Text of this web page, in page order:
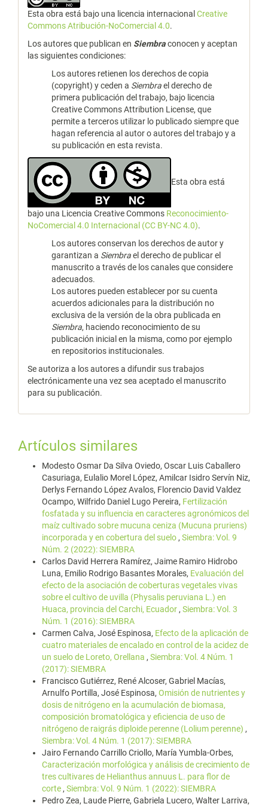
Esta obra está bajo una licencia internacional Creative
Commons Atribución-NoComercial 4.0.
Los autores que publican en Siembraconocen y aceptan
las siguientes condiciones:
Los autores retienen los derechos de copia
(copyright) y ceden a Siembrael derecho de
primera publicación del trabajo, bajo licencia
Creative Commons Attribution License, que
permite a terceros utilizar lo publicado siempre que
hagan referencia al autor o autores del trabajo y a
su publicación en esta revista.
Esta obra está
bajo una Licencia Creative Commons Reconocimiento-
NoComercial 4.0 Internacional (CC BY-NC 4.0).
Los autores conservan los derechos de autor y
garantizan a Siembrael derecho de publicar el
manuscrito a través de los canales que considere
adecuados.
Los autores pueden establecer por su cuenta
acuerdos adicionales para la distribución no
exclusiva de la versión de la obra publicada en
Siembra, haciendo reconocimiento de su
publicación inicial en la misma, como por ejemplo
en repositorios institucionales.
Se autoriza a los autores a difundir sus trabajos
electrónicamente una vez sea aceptado el manuscrito
para su publicación.
Artículos similares
Modesto Osmar Da Silva Oviedo, Oscar Luis Caballero
Casuriaga, Eulalio Morel López, Amilcar Isidro Servín Niz,
Derlys Fernando López Avalos, Florencio David Valdez
Ocampo, Wilfrido Daniel Lugo Pereira, Fertilización
fosfatada y su influencia en caracteres agronómicos del
maíz cultivado sobre mucuna ceniza (Mucuna pruriens)
incorporada y en cobertura del suelo, Siembra: Vol. 9
Núm. 2 (2022): SIEMBRA
Carlos David Herrera Ramírez, Jaime Ramiro Hidrobo
Luna, Emilio Rodrigo Basantes Morales, Evaluación del
efecto de la asociación de coberturas vegetales vivas
sobre el cultivo de uvilla (Physalis peruviana L.) en
Huaca, provincia del Carchi, Ecuador, Siembra: Vol. 3
Núm. 1 (2016): SIEMBRA
Carmen Calva, José Espinosa, Efecto de la aplicación de
cuatro materiales de encalado en control de la acidez de
un suelo de Loreto, Orellana , Siembra: Vol. 4 Núm. 1
(2017): SIEMBRA
Francisco Gutiérrez, René Alcoser, Gabriel Macías,
Arnulfo Portilla, José Espinosa, Omisión de nutrientes y
dosis de nitrógeno en la acumulación de biomasa,
composición bromatológica y eficiencia de uso de
nitrógeno de raigrás diploide perenne (Lolium perenne) ,
Siembra: Vol. 4 Núm. 1 (2017): SIEMBRA
Jairo Fernando Carrillo Criollo, María Yumbla-Orbes,
Caracterización morfológica y análisis de crecimiento de
tres cultivares de Helianthus annuus L. para flor de
corte, Siembra: Vol. 9 Núm. 1 (2022): SIEMBRA
Pedro Zea, Laude Pierre, Gabriela Lucero, Walter Larriva,